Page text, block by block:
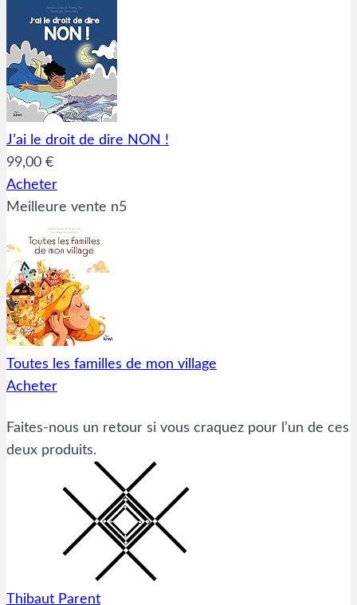
J’ai le droit de dire NON !
99,00 €
Acheter
Meilleure vente n5
Toutes les familles de mon village
Acheter
Faites-nous un retour si vous craquez pour l’un de ces
deux produits.
Thibaut Parent